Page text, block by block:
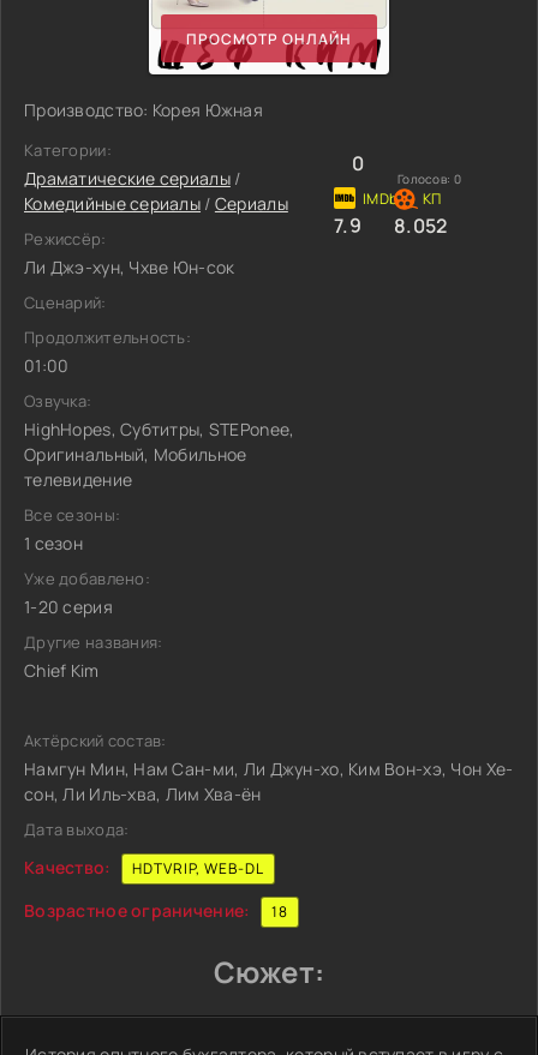
ПРОСМОТР ОНЛАЙН
Производство: Корея Южная
Категории:
Драматические сериалы/
Комедийные сериалы / Сериалы
Режиссёр:
Ли Джэ-хун, Чхве Юн-сок
Сценарий:
Продолжительность:
01:00
Озвучка:
HighHopes, Субтитры, STEPonee,
Оригинальный, Мобильное
телевидение
Все сезоны:
1 сезон
Уже добавлено:
1-20 серия
Другие названия:
Chief Kim
0
Голосов: 0
7.9 8.052
Актёрский состав:
Намгун Мин, Нам Сан-ми, Ли Джун-хо, Ким Вон-хэ, Чон Хе-
сон, Ли Иль-хва, Лим Хва-ён
Дата выхода:
Качество: HDTVRIP, WEB-DL
Возрастное ограничение: 18
Сюжет: